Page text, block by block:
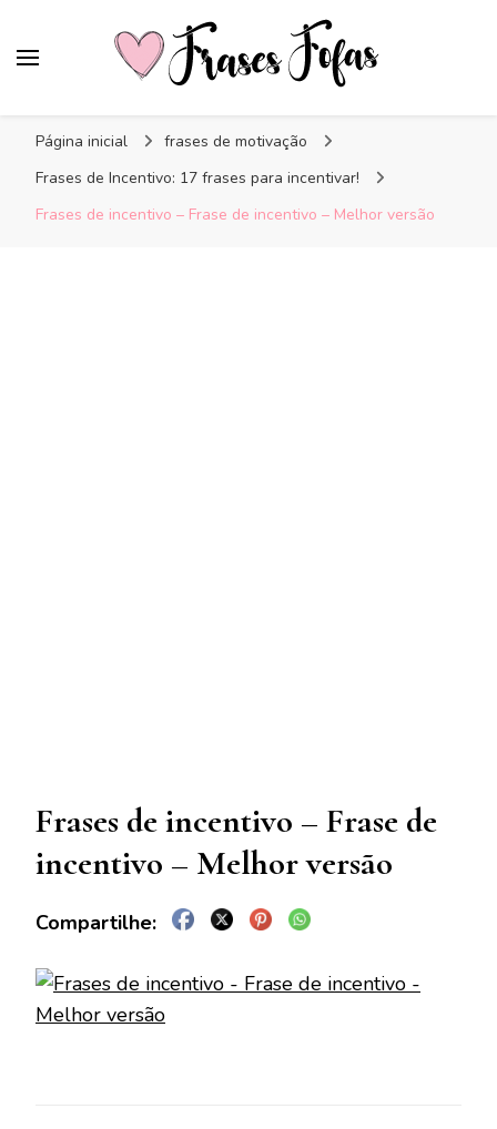
Página inicial
frases de motivação
Frases de Incentivo: 17 frases para incentivar!
Frases de incentivo – Frase de incentivo – Melhor versão
Frases de incentivo – Frase de
incentivo – Melhor versão